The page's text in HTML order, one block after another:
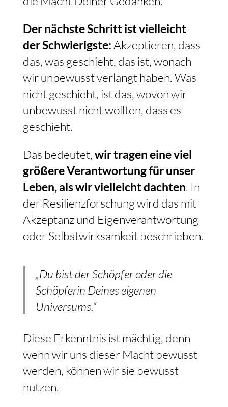
Der nächste Schritt ist vielleicht
der Schwierigste:Akzeptieren, dass
das, was geschieht, das ist, wonach
wir unbewusst verlangt haben. Was
nicht geschieht, ist das, wovon wir
unbewusst nicht wollten, dass es
geschieht.
Das bedeutet, wir tragen eine viel
größere Verantwortung für unser
Leben, als wir vielleicht dachten. In
der Resilienzforschung wird das mit
Akzeptanz und Eigenverantwortung
oder Selbstwirksamkeit beschrieben.
„Du bist der Schöpfer oder die
Schöpferin Deines eigenen
Universums.“
Diese Erkenntnis ist mächtig, denn
wenn wir uns dieser Macht bewusst
werden, können wir sie bewusst
nutzen.